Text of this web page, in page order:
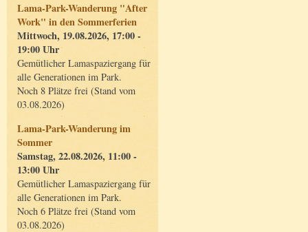
Lama-Park-Wanderung "After
Work" in den Sommerferien
Mittwoch, 19.08.2026, 17:00 -
19:00 Uhr
Gemütlicher Lamaspaziergang für
alle Generationen im Park.
Noch 8 Plätze frei (Stand vom
03.08.2026)
Lama-Park-Wanderung im
Sommer
Samstag, 22.08.2026, 11:00 -
13:00 Uhr
Gemütlicher Lamaspaziergang für
alle Generationen im Park.
Noch 6 Plätze frei (Stand vom
03.08.2026)